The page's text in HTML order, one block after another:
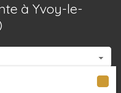
BLOG
à Yvoy-le-